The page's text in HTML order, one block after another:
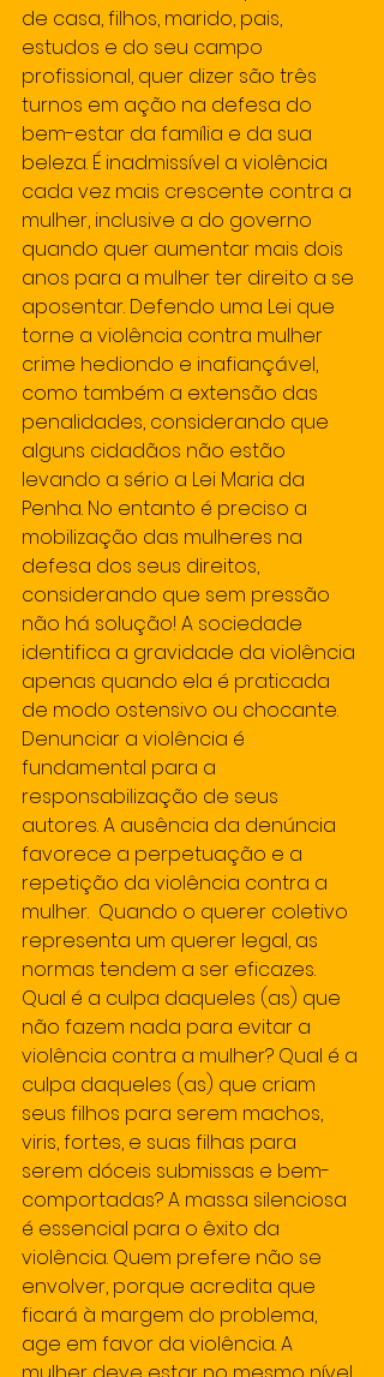
de casa, filhos, marido, pais,
estudos e do seu campo
profissional, quer dizer são três
turnos em ação na defesa do
bem-estar da família e da sua
beleza. É inadmissível a violência
cada vez mais crescente contra a
mulher, inclusive a do governo
quando quer aumentar mais dois
anos para a mulher ter direito a se
aposentar. Defendo uma Lei que
torne a violência contra mulher
crime hediondo e inafiançável,
como também a extensão das
penalidades, considerando que
alguns cidadãos não estão
levando a sério a Lei Maria da
Penha. No entanto é preciso a
mobilização das mulheres na
defesa dos seus direitos,
considerando que sem pressão
não há solução! A sociedade
identifica a gravidade da violência
apenas quando ela é praticada
de modo ostensivo ou chocante.
Denunciar a violência é
fundamental para a
responsabilização de seus
autores. A ausência da denúncia
favorece a perpetuação e a
repetição da violência contra a
mulher.  Quando o querer coletivo
representa um querer legal, as
normas tendem a ser eficazes.
Qual é a culpa daqueles (as) que
não fazem nada para evitar a
violência contra a mulher? Qual é a
culpa daqueles (as) que criam
seus filhos para serem machos,
viris, fortes, e suas filhas para
serem dóceis submissas e bem-
comportadas? A massa silenciosa
é essencial para o êxito da
violência. Quem prefere não se
envolver, porque acredita que
ficará à margem do problema,
age em favor da violência. A